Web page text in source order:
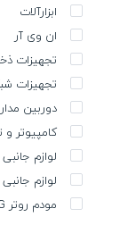
ابزارآلات
ان وی آر
تجهیزات
تجهیزات
دوربین
کامپیوتر
لوازم
لوازم
مودم روتر 4G